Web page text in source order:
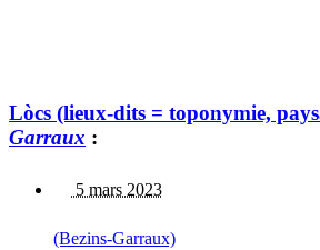
Lòcs (lieux-dits = toponymie,
Garraux :
5 mars 2023
(Bezins-Garraux)